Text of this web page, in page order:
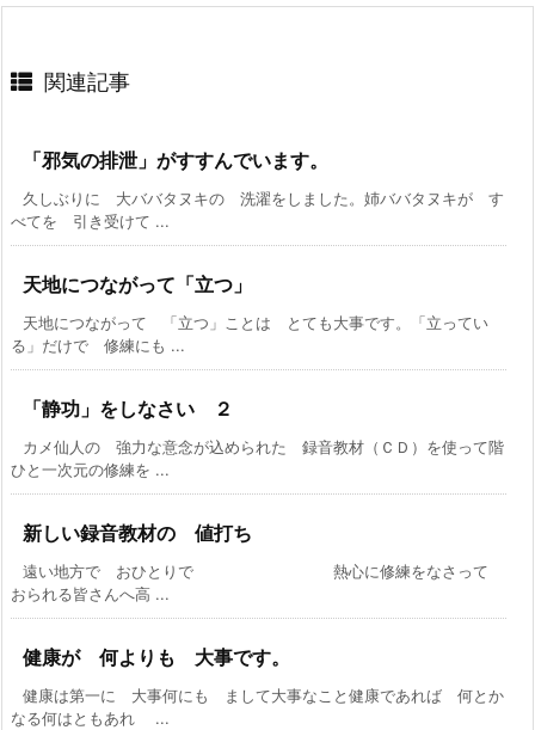
関連記事
「邪気の排泄」がすすんでいます。
久しぶりに 大ババタヌキの 洗濯をしました。姉ババタヌキが す
べてを 引き受けて ...
天地につながって「立つ」
天地につながって 「立つ」ことは とても大事です。「立ってい
る」だけで 修練にも ...
「静功」をしなさい ２
カメ仙人の 強力な意念が込められた 録音教材（ＣＤ）を使って階
ひと一次元の修練を ...
新しい録音教材の 値打ち
遠い地方で おひとりで 熱心に修練をなさって
おられる皆さんへ高 ...
健康が 何よりも 大事です。
健康は第一に 大事何にも まして大事なこと健康であれば 何とか
なる何はともあれ ...